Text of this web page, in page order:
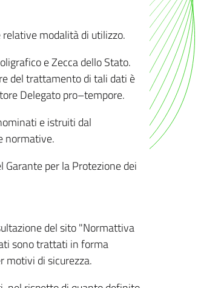
modalità di utilizzo.
e Zecca dello Stato.
del trattamento di tali dati è
Delegato pro–tempore.
e istruiti dal
normative.
per la Protezione dei
del sito "Normattiva
sono trattati in forma
motivi di sicurezza.